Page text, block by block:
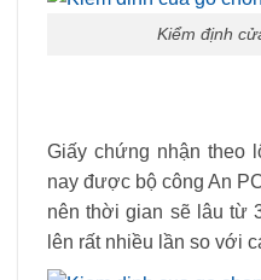
Kiểm định
Giấy chứng nhận theo
nay được bộ công An
nên thời gian sẽ lâu từ
lên rất nhiều lần so với